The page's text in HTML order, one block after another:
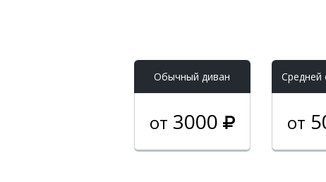
Обычный диван
от 3000
Средней
от